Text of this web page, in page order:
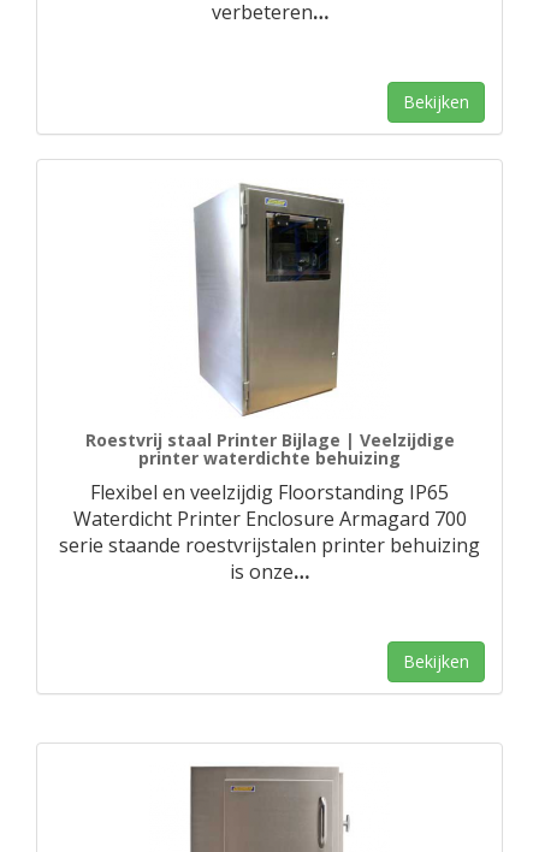
verbeteren…
Bekijken
Roestvrij staal Printer Bijlage | Veelzijdige
printer waterdichte behuizing
Flexibel en veelzijdig Floorstanding IP65
Waterdicht Printer Enclosure Armagard 700
serie staande roestvrijstalen printer behuizing
is onze…
Bekijken